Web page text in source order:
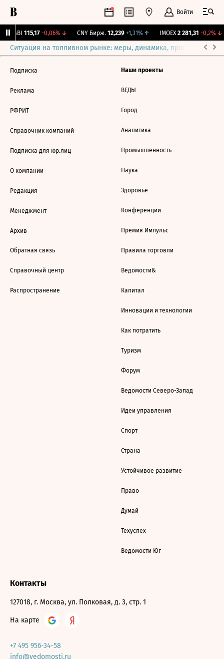
Войти
RGBI 115,17 -0,06%↓ CNY Бирж. 12,239 +1,31%↑ IMOEX 2 281,31 -0,2%↓
Ситуация на топливном рынке: меры, динамика, прогнозы
Подписка
Реклама
РФРИТ
Справочник компаний
Подписка для юр.лиц
О компании
Редакция
Менеджмент
Архив
Обратная связь
Справочный центр
Распространение
Наши проекты
ВЕДЫ
Город
Аналитика
Промышленность
Наука
Здоровье
Конференции
Премия Импульс
Правила торговли
Ведомости&
Капитал
Инновации и технологии
Как потратить
Туризм
Форум
Ведомости Северо-Запад
Идеи управления
Спорт
Страна
Устойчивое развитие
Право
Думай
Техуспех
Ведомости Юг
Контакты
127018, г. Москва, ул. Полковая, д. 3, стр. 1
На карте
+7 495 956-34-58
info@vedomosti.ru